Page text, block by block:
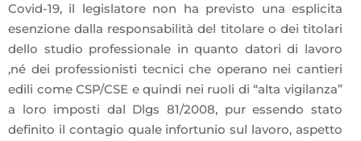
Covid-19, il legislatore non ha previsto una esplicita
esenzione dalla responsabilità del titolare o dei titolari
dello studio professionale in quanto datori di lavoro
,né dei professionisti tecnici che operano nei cantieri
edili come CSP/CSE e quindi nei ruoli di “alta vigilanza”
a loro imposti dal Dlgs 81/2008, pur essendo stato
definito il contagio quale infortunio sul lavoro, aspetto